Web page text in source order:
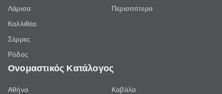
Λάρισα
Καλλιθέα
Σέρρες
Ρόδος
Περισσότερα
Ονομαστικός Κατάλογος
Αθήνα
Καβάλα